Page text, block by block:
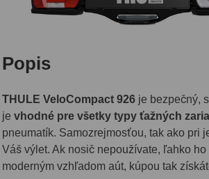
Popis
THULE VeloCompact 926 je bezpečný,
je vhodné pre všetky typy ťažných
pneumatík. Samozrejmosťou, tak ako pri
Váš výlet. Ak nosič nepoužívate, ľahko
moderným vzhľadom aút, kúpou tak